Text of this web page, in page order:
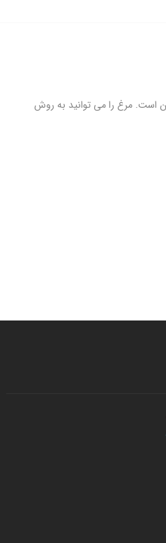
است. مرغ را می توانید به روش